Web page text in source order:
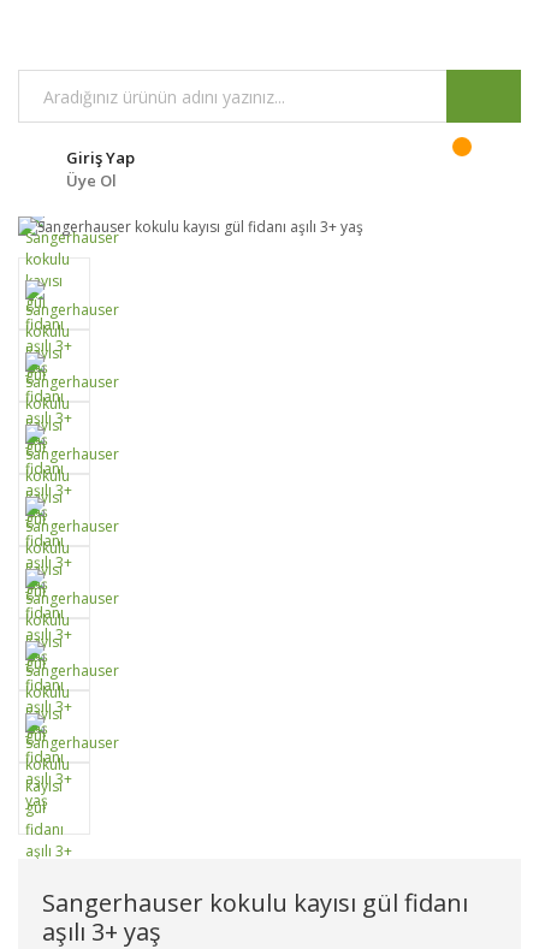
Giriş Yap
Üye Ol
Sangerhauser kokulu kayısı gül fidanı
aşılı 3+ yaş